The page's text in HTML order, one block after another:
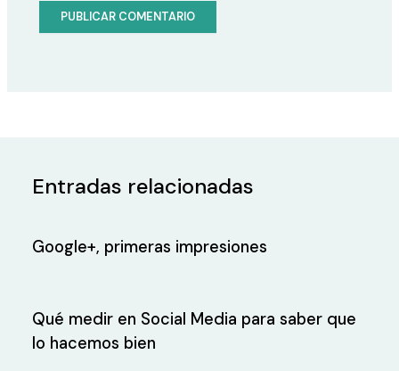
Entradas relacionadas
Google+, primeras impresiones
Qué medir en Social Media para saber que
lo hacemos bien